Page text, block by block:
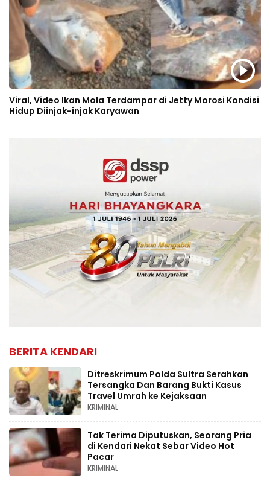
Viral, Video Ikan Mola Terdampar di Jetty Morosi Kondisi
Hidup Diinjak-injak Karyawan
BERITA KENDARI
Ditreskrimum Polda Sultra Serahkan
Tersangka Dan Barang Bukti Kasus
Travel Umrah ke Kejaksaan
KRIMINAL
Tak Terima Diputuskan, Seorang Pria
di Kendari Nekat Sebar Video Hot
Pacar
KRIMINAL